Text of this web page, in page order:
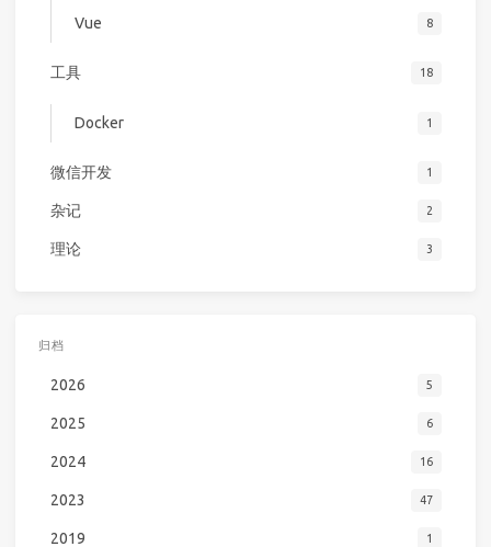
Vue 8
工具 18
Docker 1
微信开发 1
杂记 2
理论 3
归档
2026 5
2025 6
2024 16
2023 47
2019 1